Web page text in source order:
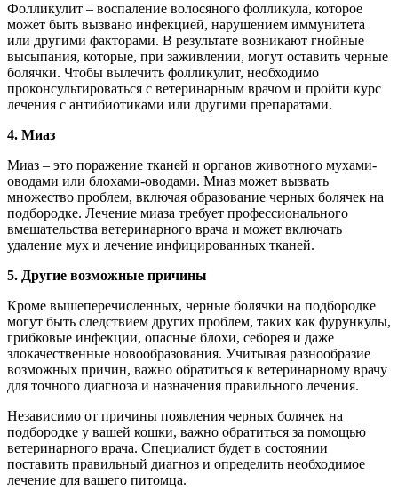
Фолликулит – воспаление волосяного фолликула, которое
может быть вызвано инфекцией, нарушением иммунитета
или другими факторами. В результате возникают гнойные
высыпания, которые, при заживлении, могут оставить черные
болячки. Чтобы вылечить фолликулит, необходимо
проконсультироваться с ветеринарным врачом и пройти курс
лечения с антибиотиками или другими препаратами.
4. Миаз
Миаз – это поражение тканей и органов животного мухами-
оводами или блохами-оводами. Миаз может вызвать
множество проблем, включая образование черных болячек на
подбородке. Лечение миаза требует профессионального
вмешательства ветеринарного врача и может включать
удаление мух и лечение инфицированных тканей.
5. Другие возможные причины
Кроме вышеперечисленных, черные болячки на подбородке
могут быть следствием других проблем, таких как фурункулы,
грибковые инфекции, опасные блохи, себорея и даже
злокачественные новообразования. Учитывая разнообразие
возможных причин, важно обратиться к ветеринарному врачу
для точного диагноза и назначения правильного лечения.
Независимо от причины появления черных болячек на
подбородке у вашей кошки, важно обратиться за помощью
ветеринарного врача. Специалист будет в состоянии
поставить правильный диагноз и определить необходимое
лечение для вашего питомца.